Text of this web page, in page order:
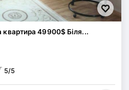
квартира 49900$ Біля...
5/5